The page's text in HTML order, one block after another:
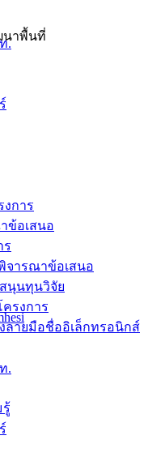
นาพื้นที่
.
.
งการ
ข้อเสนอ
ร
ารณาข้อเสนอ
นุนทุนวิจัย
รงการ
ลายมือชื่ออิเล็กทรอนิกส์